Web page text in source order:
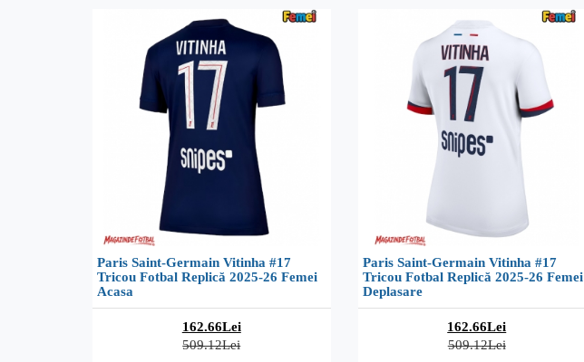
Paris Saint-Germain Vitinha #17
Tricou Fotbal Replică 2025-26 Femei
Acasa
162.66Lei
509.12Lei
Paris Saint-Germain Vitinha #17
Tricou Fotbal Replică 2025-26 Femei
Deplasare
162.66Lei
509.12Lei